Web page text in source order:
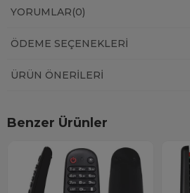
YORUMLAR(0)
ÖDEME SEÇENEKLERI
ÜRÜN ÖNERILERI
Benzer Ürünler